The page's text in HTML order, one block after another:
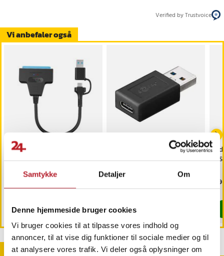
Samtykke Detaljer Om
Denne hjemmeside bruger cookies
Vi bruger cookies til at tilpasse vores indhold og
annoncer, til at vise dig funktioner til sociale medier og til
at analysere vores trafik. Vi deler også oplysninger om
Vi anbefaler også
USB 3.0/USB-C til SATA
adapterkabel 25 cm
Findes på lager, Leveres i løbet af 1-2 hverdage
Køb
Goobay USB-adapter
Pris39 kr.
Verified by Trustvoice
Andre købte også